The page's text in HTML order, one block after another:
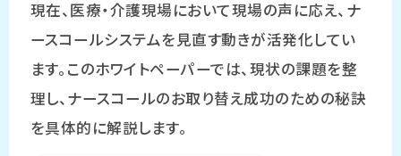
現在、医療・介護現場において現場の声に応え、ナ
ースコールシステムを見直す動きが活発化してい
ます。このホワイトペーパーでは、現状の課題を整
理し、ナースコールのお取り替え成功のための秘訣
を具体的に解説します。